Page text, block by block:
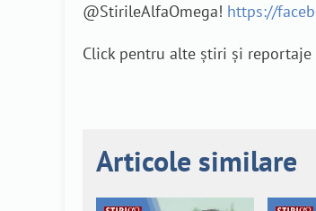
@StirileAlfaOmega! https://
Click pentru alte știri și
Articole similare